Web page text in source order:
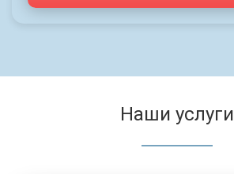
Наши услуги